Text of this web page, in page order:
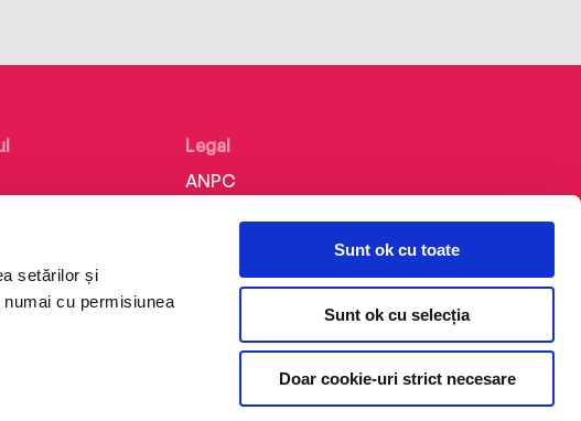
setărilor și
cu permisiunea
Sunt ok cu toate
Sunt ok cu selecția
Doar cookie-uri strict necesare
Legal
ANPC
Politica de confidențialitate
Termeni și condiții